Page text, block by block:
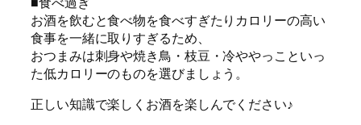
お酒を飲むと食べ物を食べすぎたりカロリーの高い
食事を一緒に取りすぎるため、
おつまみは刺身や焼き鳥・枝豆・冷ややっこといっ
た低カロリーのものを選びましょう。
正しい知識で楽しくお酒を楽しんでください♪